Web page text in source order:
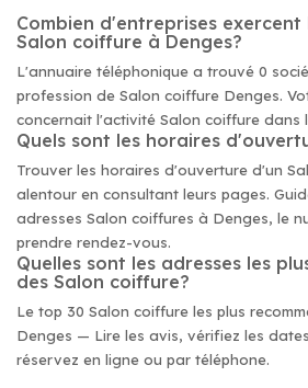
Combien d'entreprises
Salon coiffure à Denges?
L'annuaire téléphonique a trouvé 0
profession de Salon coiffure Denges.
concernait l'activité Salon coiffure dans
Quels sont les horaires
Trouver les horaires d'ouverture d'un
alentour en consultant leurs pages.
adresses Salon coiffures à Denges, le
prendre rendez-vous.
Quelles sont les adresses les
des Salon coiffure?
Le top 30 Salon coiffure les plus
Denges — Lire les avis, vérifiez les
réservez en ligne ou par téléphone.